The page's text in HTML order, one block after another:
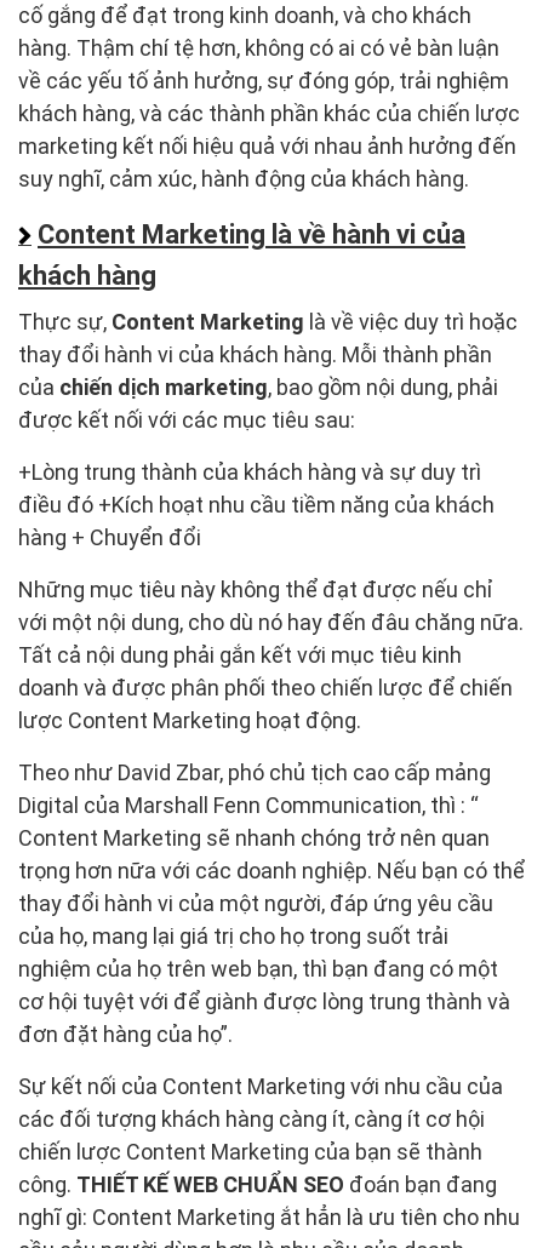
cố gắng để đạt trong kinh doanh, và cho khách
hàng. Thậm chí tệ hơn, không có ai có vẻ bàn luận
về các yếu tố ảnh hưởng, sự đóng góp, trải nghiệm
khách hàng, và các thành phần khác của chiến lược
marketing kết nối hiệu quả với nhau ảnh hưởng đến
suy nghĩ, cảm xúc, hành động của khách hàng.
Content Marketing là về hành vi của
khách hàng
Thực sự, Content Marketing là về việc duy trì hoặc
thay đổi hành vi của khách hàng. Mỗi thành phần
của chiến dịch marketing, bao gồm nội dung, phải
được kết nối với các mục tiêu sau:
+Lòng trung thành của khách hàng và sự duy trì
điều đó +Kích hoạt nhu cầu tiềm năng của khách
hàng + Chuyển đổi
Những mục tiêu này không thể đạt được nếu chỉ
với một nội dung, cho dù nó hay đến đâu chăng nữa.
Tất cả nội dung phải gắn kết với mục tiêu kinh
doanh và được phân phối theo chiến lược để chiến
lược Content Marketing hoạt động.
Theo như David Zbar, phó chủ tịch cao cấp mảng
Digital của Marshall Fenn Communication, thì : “
Content Marketing sẽ nhanh chóng trở nên quan
trọng hơn nữa với các doanh nghiệp. Nếu bạn có thể
thay đổi hành vi của một người, đáp ứng yêu cầu
của họ, mang lại giá trị cho họ trong suốt trải
nghiệm của họ trên web bạn, thì bạn đang có một
cơ hội tuyệt với để giành được lòng trung thành và
đơn đặt hàng của họ”.
Sự kết nối của Content Marketing với nhu cầu của
các đối tượng khách hàng càng ít, càng ít cơ hội
chiến lược Content Marketing của bạn sẽ thành
công. THIẾT KẾ WEB CHUẨN SEO đoán bạn đang
nghĩ gì: Content Marketing ắt hẳn là ưu tiên cho nhu